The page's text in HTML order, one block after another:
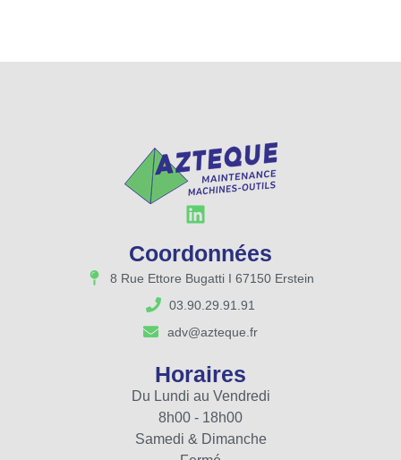
Coordonnées
8 Rue Ettore Bugatti I 67150 Erstein
03.90.29.91.91
adv@azteque.fr
Horaires
Du Lundi au Vendredi
8h00 - 18h00
Samedi & Dimanche